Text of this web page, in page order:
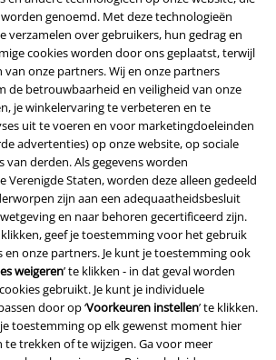
worden genoemd. Met deze technologieën
verzamelen over gebruikers, hun gedrag en
cookies worden door ons geplaatst, terwijl
onze partners. Wij en onze partners
de betrouwbaarheid en veiligheid van onze
je winkelervaring te verbeteren en te
uit te voeren en voor marketingdoeleinden
advertenties) op onze website, op sociale
van derden. Als gegevens worden
Verenigde Staten, worden deze alleen gedeeld
zijn aan een adequaatheidsbesluit
en naar behoren gecertificeerd zijn.
klikken, geef je toestemming voor het gebruik
en onze partners. Je kunt je toestemming ook
weigeren’ te klikken - in dat geval worden
gebruikt. Je kunt je individuele
door op ‘Voorkeuren instellen’ te klikken.
toestemming op elk gewenst moment hier
te trekken of te wijzigen. Ga voor meer